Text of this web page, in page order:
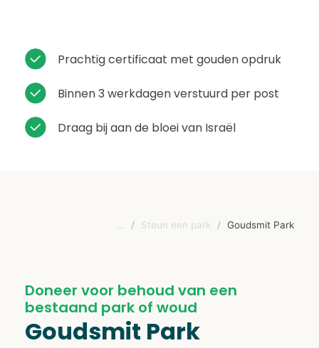
Prachtig certificaat met gouden opdruk
Binnen 3 werkdagen verstuurd per post
Draag bij aan de bloei van Israël
/ Steun een park / Goudsmit Park
Doneer voor behoud van een
bestaand park of woud
Goudsmit Park